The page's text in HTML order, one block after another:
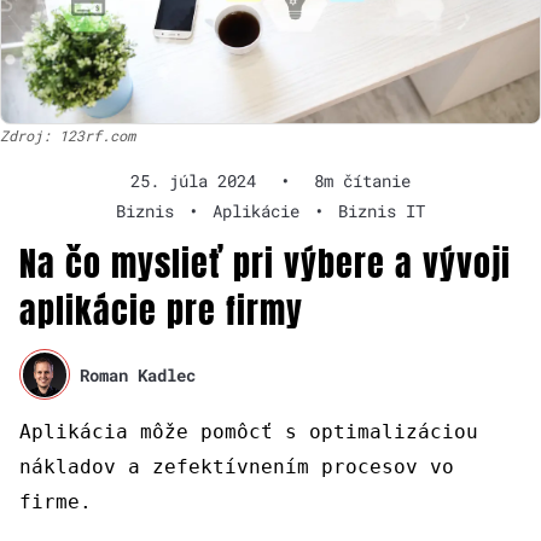
Zdroj: 123rf.com
25. júla 2024 •
8m čítanie
Biznis
• Aplikácie • Biznis IT
Na čo myslieť pri výbere a vývoji
aplikácie pre firmy
Roman Kadlec
Aplikácia môže pomôcť s optimalizáciou
nákladov a zefektívnením procesov vo
firme.